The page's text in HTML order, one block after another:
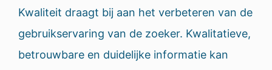
Kwaliteit draagt bij aan het verbeteren van de
gebruikservaring van de zoeker. Kwalitatieve,
betrouwbare en duidelijke informatie kan